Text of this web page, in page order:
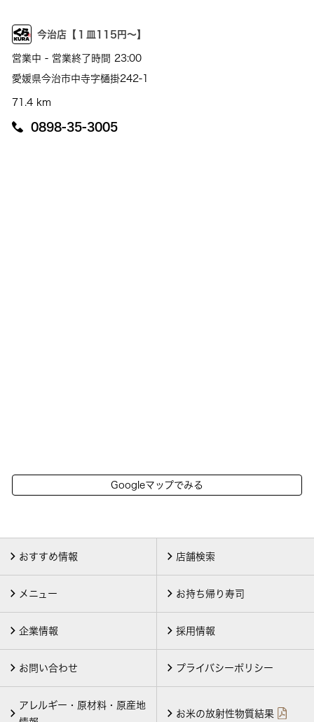
今治店【１皿115円～】
営業中 - 営業終了時間 23:00
愛媛県今治市中寺字樋掛242-1
71.4 km
0898-35-3005
Googleマップでみる
おすすめ情報 店舗検索
メニュー お持ち帰り寿司
企業情報 採用情報
お問い合わせ プライバシーポリシー
アレルギー・原材料・原産地
お米の放射性物質結果